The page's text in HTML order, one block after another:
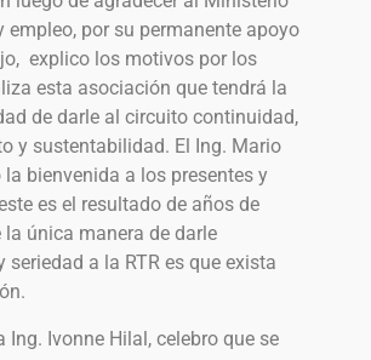
empleo, por su permanente apoyo
explico los motivos por los
esta asociación que tendrá la
de darle al circuito continuidad,
y sustentabilidad. El Ing. Mario
la bienvenida a los presentes y
es el resultado de años de
única manera de darle
a la RTR es que exista
Ing. Ivonne Hilal, celebro que se